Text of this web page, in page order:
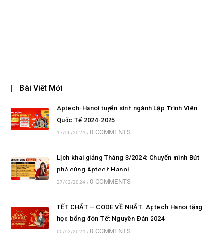
Bài Viết Mới
Aptech-Hanoi tuyển sinh ngành Lập Trình Viên
Quốc Tế 2024-2025
17/06/2024 / 0 COMMENTS
Lịch khai giảng Tháng 3/2024: Chuyển mình Bứt
phá cùng Aptech Hanoi
27/02/2024 / 0 COMMENTS
TẾT CHẤT – CODE VỀ NHẤT. Aptech Hanoi tặng
học bổng đón Tết Nguyên Đán 2024
05/02/2024 / 0 COMMENTS